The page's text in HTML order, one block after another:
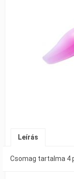
Leírás
Csomag tartalma 4